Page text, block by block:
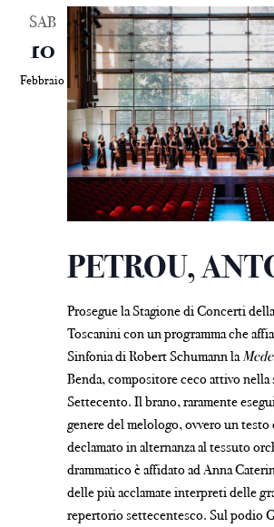
SAB
10
Febbraio
PETROU,
Prosegue la Stagione di Concerti
Toscanini con un programma che
Sinfonia di Robert Schumann la
Benda, compositore ceco attivo nella
Settecento. Il brano, raramente
genere del melologo, ovvero un testo
declamato in alternanza al tessuto
drammatico è affidato ad Anna
delle più acclamate interpreti delle
repertorio settecentesco. Sul podio